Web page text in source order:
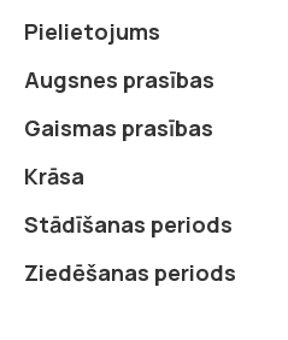
Pielietojums
Augsnes prasības
Gaismas prasības
Krāsa
Stādīšanas periods
Ziedēšanas periods